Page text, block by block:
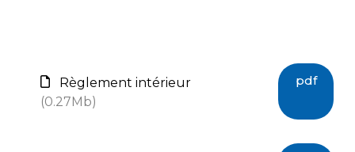
Règlement intérieur
(0.27Mb)
pdf